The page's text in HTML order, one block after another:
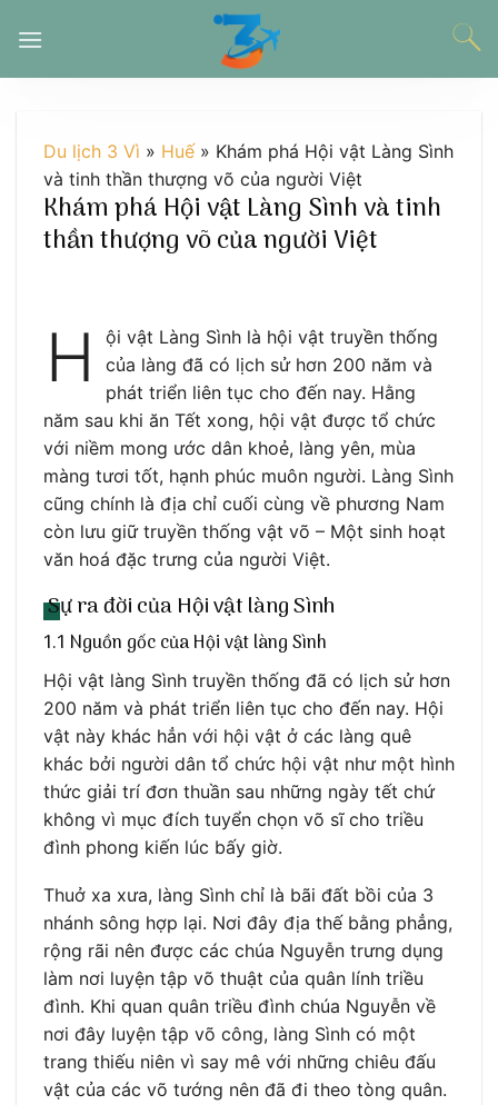
đến
Du lịch 3 Vì » Huế» Khám phá Hội vật Làng Sình
và tinh thần thượng võ của người Việt
Khám phá Hội vật Làng Sình và tinh
thần thượng võ của người Việt
H
ội vật Làng Sình là hội vật truyền thống
của làng đã có lịch sử hơn 200 năm và
phát triển liên tục cho đến nay. Hằng
năm sau khi ăn Tết xong, hội vật được tổ chức
với niềm mong ước dân khoẻ, làng yên, mùa
màng tươi tốt, hạnh phúc muôn người. Làng Sình
cũng chính là địa chỉ cuối cùng về phương Nam
còn lưu giữ truyền thống vật võ – Một sinh hoạt
văn hoá đặc trưng của người Việt.
Sự ra đời của Hội vật làng Sình
1.1 Nguồn gốc của Hội vật làng Sình
Hội vật làng Sình truyền thống đã có lịch sử hơn
200 năm và phát triển liên tục cho đến nay. Hội
vật này khác hẳn với hội vật ở các làng quê
khác bởi người dân tổ chức hội vật như một hình
thức giải trí đơn thuần sau những ngày tết chứ
không vì mục đích tuyển chọn võ sĩ cho triều
đình phong kiến lúc bấy giờ.
Thuở xa xưa, làng Sình chỉ là bãi đất bồi của 3
nhánh sông hợp lại. Nơi đây địa thế bằng phẳng,
rộng rãi nên được các chúa Nguyễn trưng dụng
làm nơi luyện tập võ thuật của quân lính triều
đình. Khi quan quân triều đình chúa Nguyễn về
nơi đây luyện tập võ công, làng Sình có một
trang thiếu niên vì say mê với những chiêu đấu
vật của các võ tướng nên đã đi theo tòng quân.